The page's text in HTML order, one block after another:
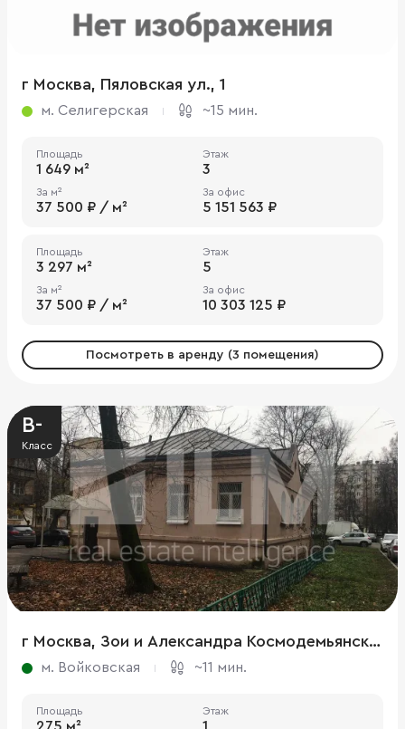
г Москва, Пяловская ул., 1
м. Селигерская ~15 мин.
Площадь
1 649 м²
Этаж
3
За м²
37 500 ₽ / м²
За офис
5 151 563 ₽
Площадь
3 297 м²
Этаж
5
За м²
37 500 ₽ / м²
За офис
10 303 125 ₽
Посмотреть в аренду (3 помещения)
B-
Класс
г Москва, Зои и Александра Космодемьянских ул., 7А
м. Войковская ~11 мин.
Площадь
275 м²
Этаж
1